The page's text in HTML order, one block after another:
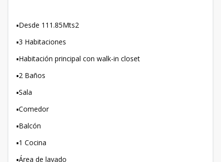
▪️Desde 111.85Mts2
▪️3 Habitaciones
▪️Habitación principal con walk-in closet
▪️2 Baños
▪️Sala
▪️Comedor
▪️Balcón
▪️1 Cocina
▪️Área de lavado